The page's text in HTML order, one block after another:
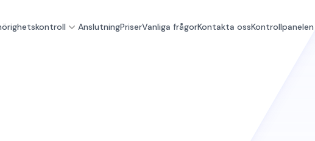
AnslutningPriserVanliga frågorKontakta ossKontrollpanelen